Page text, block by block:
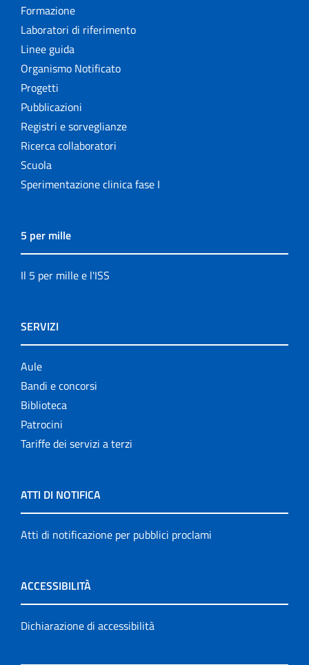
Formazione
Laboratori di riferimento
Linee guida
Organismo Notificato
Progetti
Pubblicazioni
Registri e sorveglianze
Ricerca collaboratori
Scuola
Sperimentazione clinica fase I
5 per mille
Il 5 per mille e l'ISS
SERVIZI
Aule
Bandi e concorsi
Biblioteca
Patrocini
Tariffe dei servizi a terzi
ATTI DI NOTIFICA
Atti di notificazione per pubblici proclami
ACCESSIBILITÀ
Dichiarazione di accessibilità